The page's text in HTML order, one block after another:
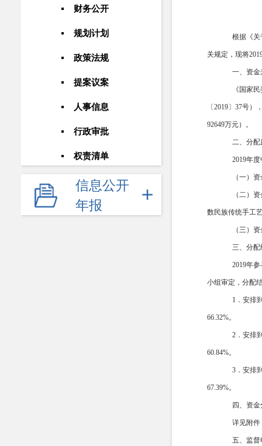
财务公开
规划计划
政策法规
提案议案
人事信息
行政审批
权责清单
信息公开
年报
根据《关
关规定，现将
一、资金
《国家
〔2019〕37号
92649万元）。
二、分配
2019年
（一）
（二）
数民族传统手工
（三）
三、分配
2019年
小组审定，分配
1．安排
66.32%。
2．安排
60.84%。
3．安排
67.39%。
四、资
详见附件
五、监督